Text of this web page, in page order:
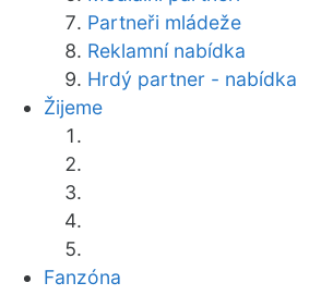
Partneři mládeže
Reklamní nabídka
Hrdý partner - nabídka
Žijeme
Fanzóna